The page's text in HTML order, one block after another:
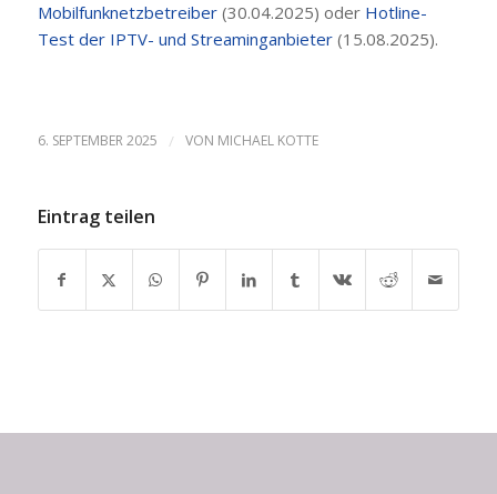
Mobilfunknetzbetreiber(30.04.2025) oder Hotline-
Test der IPTV- und Streaminganbieter(15.08.2025).
6. SEPTEMBER 2025 / VON MICHAEL KOTTE
Eintrag teilen